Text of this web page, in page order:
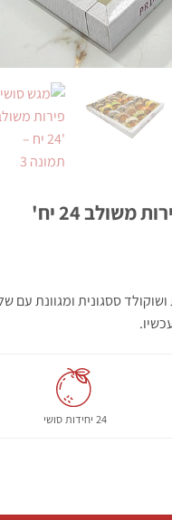
משולב 24 יח'
ססגונית ומגוונת עם
24 יחידות סושי
משולב 24 יח'